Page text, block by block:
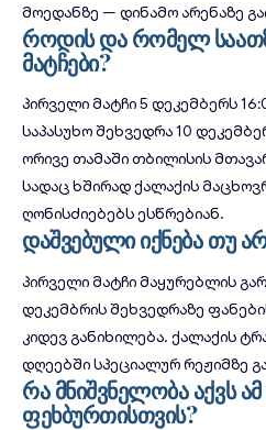
მოედანზე — დინამო არენაზე
როდის და რომელ
მატჩები?
პირველი მატჩი 5 დეკემბერს
საპასუხო შეხვედრა 10
ორივე თამაშითბილისის
სადაც ხშირად ქალაქის
ღონისძიებებს ესწრებიან.
დაშვებული იქნება თუ
პირველი მატჩი მაყურებლის
დეკემბრის შეხვედრაზე
კიდევ განიხილება. ქალაქის
დღეებში სპეციალურ რეჟიმზე
რა მნიშვნელობა აქვს
ფეხბურთისთვის?